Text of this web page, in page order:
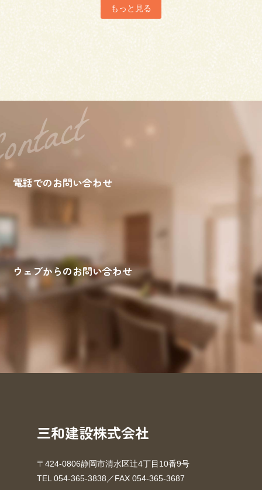
もっと見る
電話でのお問い合わせ
ウェブからのお問い合わせ
お問い合わせ 資料請求
三和建設株式会社
〒424-0806静岡市清水区辻4丁目10番9号
TEL 054-365-3838／FAX 054-365-3687